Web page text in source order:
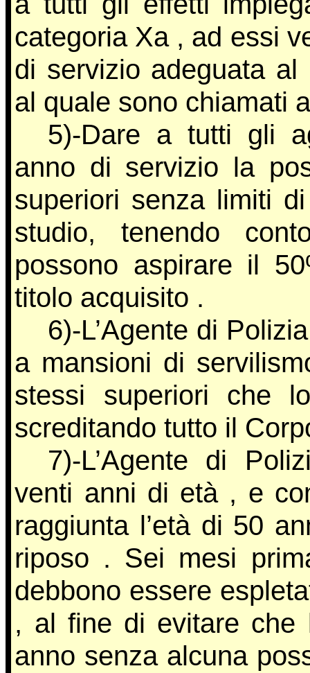
categoria Xa , ad essi
di servizio adeguata
al quale sono chiamati
5)-Dare a tutti gli
anno di servizio la
superiori senza limiti
studio, tenendo
possono aspirare il
titolo acquisito .
6)-L’Agente di
a mansioni di
stessi superiori che
screditando tutto il
7)-L’Agente di
venti anni di età , e
raggiunta l’età di 50
riposo . Sei mesi
debbono essere
, al fine di evitare che
anno senza alcuna